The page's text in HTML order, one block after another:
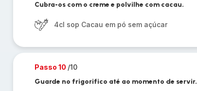
Cubra-os com o creme e polvilhe com cacau.
4cl sop Cacau em pó sem açúcar
Passo 10 /10
Guarde no frigorifico até ao momento de servir.